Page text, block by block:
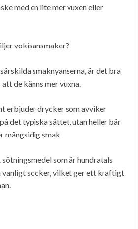
med en lite mer vuxen eller
vokisansmaker?
smaknyanserna, är det bra
de känns mer vuxna.
erbjuder drycker som avviker
det typiska sättet, utan heller bär
mångsidig smak.
som är hundratals
vanligt socker, vilket ger ett kraftigt